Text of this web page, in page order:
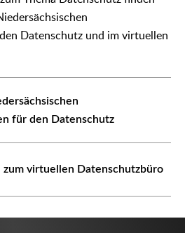
Datenschutz und im virtuellen
für den Datenschutz
zum virtuellen Datenschutzbüro